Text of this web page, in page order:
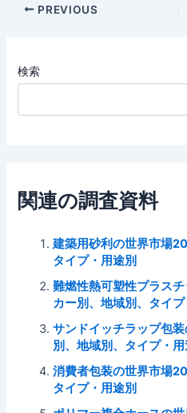
Post
PREVIOUS
検索
関連の調査資料
建築用砂利の世界市場
タイプ・用途別
難燃性熱可塑性プラス
カー別、地域別、タイプ
サンドイッチラップ包
別、地域別、タイプ・用
消費者包装の世界市場
タイプ・用途別